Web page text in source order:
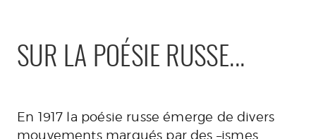
SUR LA POÉSIE RUSSE...
En 1917 la poésie russe émerge de divers
mouvements marqués par des –ismes